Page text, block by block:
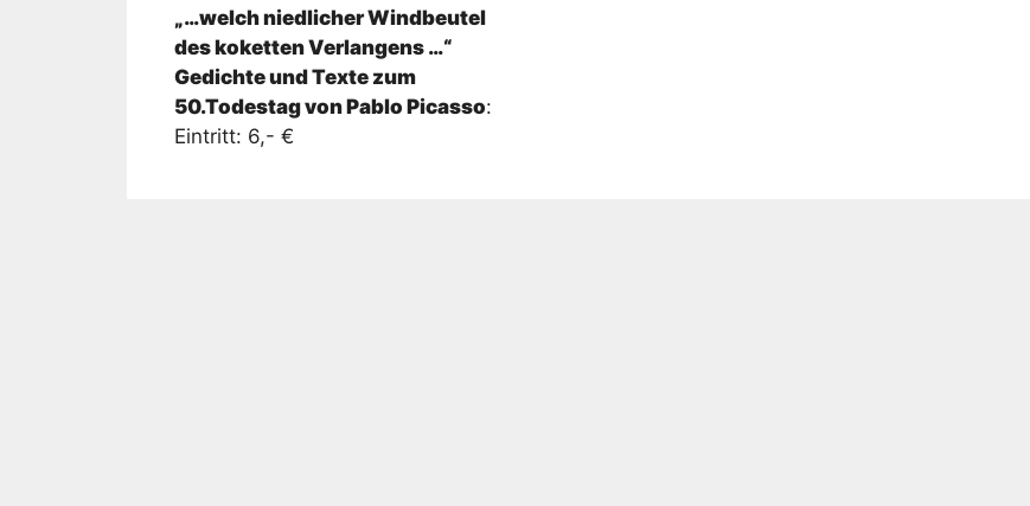
„…welch niedlicher Windbeutel
des koketten Verlangens …“
Gedichte und Texte zum
50.Todestag von Pablo Picasso:
Eintritt: 6,- €